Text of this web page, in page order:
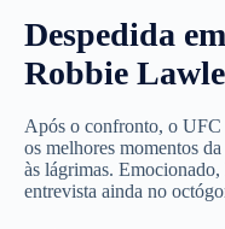
Despedida
Robbie
Após o confronto, o UFC
os melhores momentos
às lágrimas.
entrevista ainda no